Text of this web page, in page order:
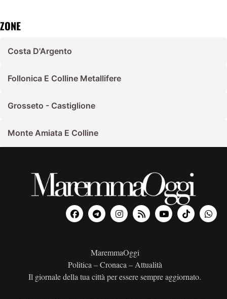
ZONE
Costa D'Argento
Follonica E Colline Metallifere
Grosseto - Castiglione
Monte Amiata E Colline
MaremmaOggi
Politica – Cronaca – Attualità
Il giornale della tua città per essere sempre aggiornato.